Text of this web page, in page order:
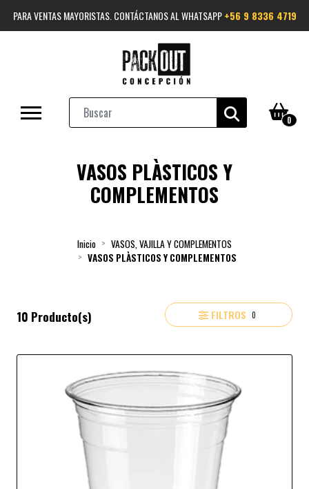
PARA VENTAS MAYORISTAS. CONTÁCTANOS AL WHATSAPP+56 9 8336 4719
0
VASOS PLÀSTICOS Y
COMPLEMENTOS
Inicio
VASOS, VAJILLA Y COMPLEMENTOS
VASOS PLÀSTICOS Y COMPLEMENTOS
10 Producto(s) FILTROS 0